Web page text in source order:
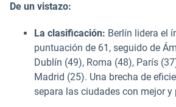
De un vistazo:
La clasificación: Berlín lidera el
puntuación de 61, seguido de
Dublín (49), Roma (48), París
Madrid (25). Una brecha de
separa las ciudades con mejor y